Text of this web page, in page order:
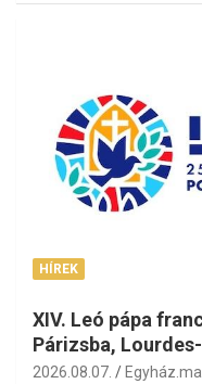
HÍREK
XIV. Leó pápa
Párizsba,
2026.08.07. Egyház.ma